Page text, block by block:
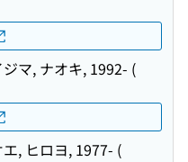
マ, ナオキ, 1992- (
, ヒロヨ, 1977- (